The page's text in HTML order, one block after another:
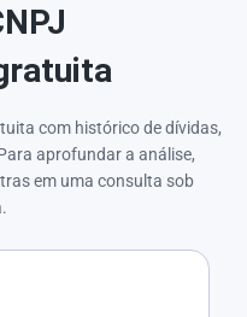
com histórico de dívidas,
aprofundar a análise,
em uma consulta sob